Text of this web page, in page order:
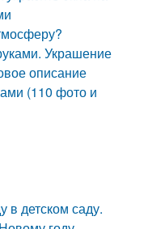
Украшение
описание
(110 фото и
в детском саду.